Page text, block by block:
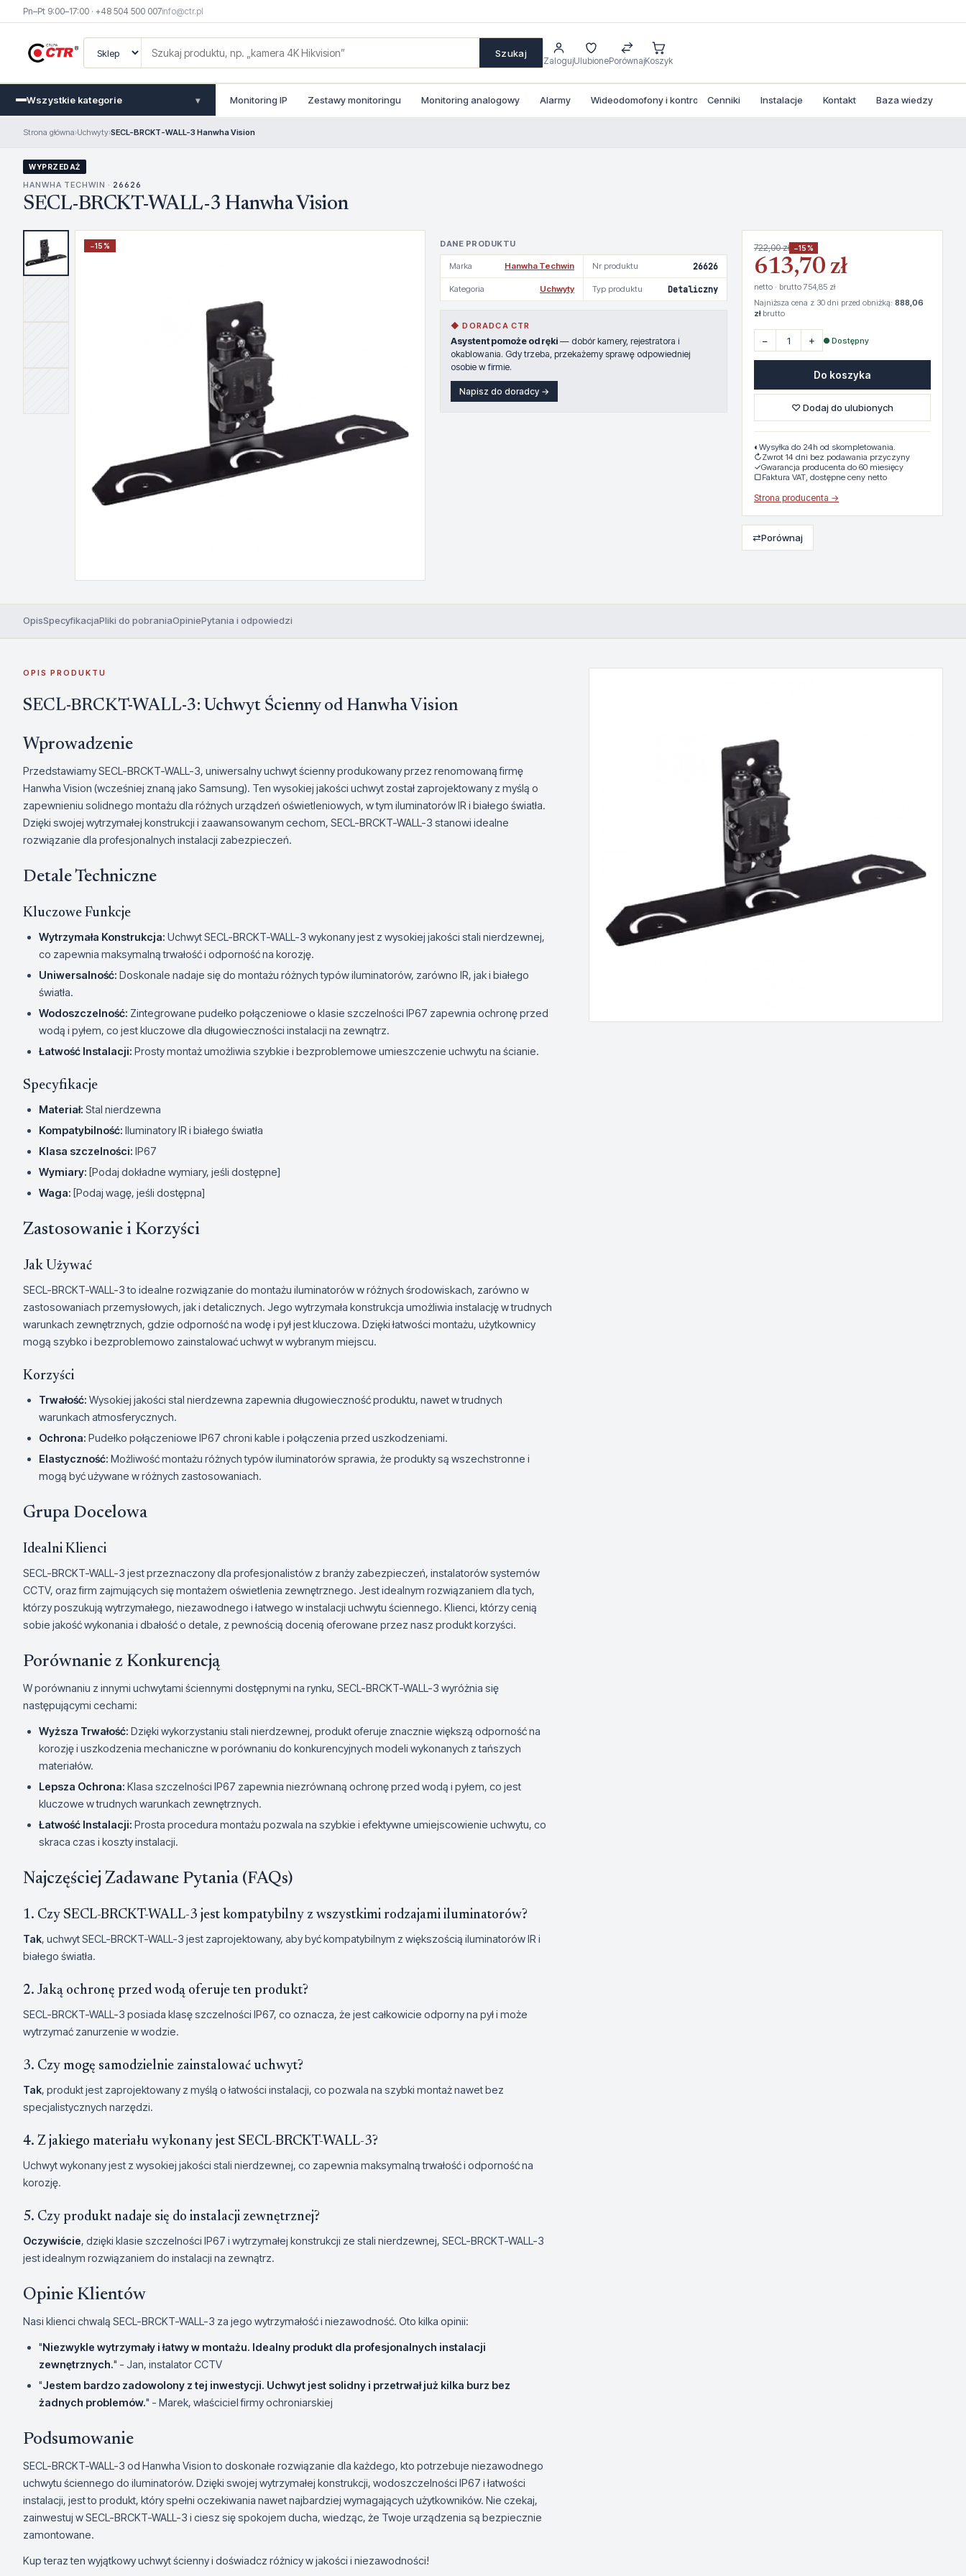
Pn–Pt 9:00–17:00 · +48 504 500 007info@ctr.pl
Szukaj
ZalogujUlubionePorównajKoszyk
Wszystkie kategorie ▾ Monitoring IP Zestawy monitoringu Monitoring analogowy Alarmy Wideodomofony i kontrola dostepu
Cenniki Instalacje Kontakt Baza wiedzy
Strona główna›Uchwyty›SECL-BRCKT-WALL-3 Hanwha Vision
WYPRZEDAŻ
HANWHA TECHWIN · 26626
SECL-BRCKT-WALL-3 Hanwha Vision
−15% DANE PRODUKTU
Marka Hanwha Techwin Nr produktu 26626
Kategoria Uchwyty Typ produktu Detaliczny
◆ DORADCA CTR
Asystent pomoże od ręki — dobór kamery, rejestratora i
okablowania. Gdy trzeba, przekażemy sprawę odpowiedniej
osobie w firmie.
Napisz do doradcy →
722,00 zł −15%
613,70 zł
netto · brutto 754,85 zł
Najniższa cena z 30 dni przed obniżką: 888,06
złbrutto
− + ● Dostępny
Do koszyka
♡ Dodaj do ulubionych
◐ Wysyłka do 24h od skompletowania.
↻Zwrot 14 dni bez podawania przyczyny
✓Gwarancja producenta do 60 miesięcy
▢Faktura VAT, dostępne ceny netto
Strona producenta →
⇄Porównaj
OpisSpecyfikacjaPliki do pobraniaOpiniePytania i odpowiedzi
OPIS PRODUKTU
SECL-BRCKT-WALL-3: Uchwyt Ścienny od Hanwha Vision
Wprowadzenie
Przedstawiamy SECL-BRCKT-WALL-3, uniwersalny uchwyt ścienny produkowany przez renomowaną firmę
Hanwha Vision (wcześniej znaną jako Samsung). Ten wysokiej jakości uchwyt został zaprojektowany z myślą o
zapewnieniu solidnego montażu dla różnych urządzeń oświetleniowych, w tym iluminatorów IR i białego światła.
Dzięki swojej wytrzymałej konstrukcji i zaawansowanym cechom, SECL-BRCKT-WALL-3 stanowi idealne
rozwiązanie dla profesjonalnych instalacji zabezpieczeń.
Detale Techniczne
Kluczowe Funkcje
Wytrzymała Konstrukcja: Uchwyt SECL-BRCKT-WALL-3 wykonany jest z wysokiej jakości stali nierdzewnej,
co zapewnia maksymalną trwałość i odporność na korozję.
Uniwersalność: Doskonale nadaje się do montażu różnych typów iluminatorów, zarówno IR, jak i białego
światła.
Wodoszczelność: Zintegrowane pudełko połączeniowe o klasie szczelności IP67 zapewnia ochronę przed
wodą i pyłem, co jest kluczowe dla długowieczności instalacji na zewnątrz.
Łatwość Instalacji: Prosty montaż umożliwia szybkie i bezproblemowe umieszczenie uchwytu na ścianie.
Specyfikacje
Materiał: Stal nierdzewna
Kompatybilność: Iluminatory IR i białego światła
Klasa szczelności: IP67
Wymiary: [Podaj dokładne wymiary, jeśli dostępne]
Waga: [Podaj wagę, jeśli dostępna]
Zastosowanie i Korzyści
Jak Używać
SECL-BRCKT-WALL-3 to idealne rozwiązanie do montażu iluminatorów w różnych środowiskach, zarówno w
zastosowaniach przemysłowych, jak i detalicznych. Jego wytrzymała konstrukcja umożliwia instalację w trudnych
warunkach zewnętrznych, gdzie odporność na wodę i pył jest kluczowa. Dzięki łatwości montażu, użytkownicy
mogą szybko i bezproblemowo zainstalować uchwyt w wybranym miejscu.
Korzyści
Trwałość: Wysokiej jakości stal nierdzewna zapewnia długowieczność produktu, nawet w trudnych
warunkach atmosferycznych.
Ochrona: Pudełko połączeniowe IP67 chroni kable i połączenia przed uszkodzeniami.
Elastyczność: Możliwość montażu różnych typów iluminatorów sprawia, że produkty są wszechstronne i
mogą być używane w różnych zastosowaniach.
Grupa Docelowa
Idealni Klienci
SECL-BRCKT-WALL-3 jest przeznaczony dla profesjonalistów z branży zabezpieczeń, instalatorów systemów
CCTV, oraz firm zajmujących się montażem oświetlenia zewnętrznego. Jest idealnym rozwiązaniem dla tych,
którzy poszukują wytrzymałego, niezawodnego i łatwego w instalacji uchwytu ściennego. Klienci, którzy cenią
sobie jakość wykonania i dbałość o detale, z pewnością docenią oferowane przez nasz produkt korzyści.
Porównanie z Konkurencją
W porównaniu z innymi uchwytami ściennymi dostępnymi na rynku, SECL-BRCKT-WALL-3 wyróżnia się
następującymi cechami:
Wyższa Trwałość: Dzięki wykorzystaniu stali nierdzewnej, produkt oferuje znacznie większą odporność na
korozję i uszkodzenia mechaniczne w porównaniu do konkurencyjnych modeli wykonanych z tańszych
materiałów.
Lepsza Ochrona: Klasa szczelności IP67 zapewnia niezrównaną ochronę przed wodą i pyłem, co jest
kluczowe w trudnych warunkach zewnętrznych.
Łatwość Instalacji: Prosta procedura montażu pozwala na szybkie i efektywne umiejscowienie uchwytu, co
skraca czas i koszty instalacji.
Najczęściej Zadawane Pytania (FAQs)
1. Czy SECL-BRCKT-WALL-3 jest kompatybilny z wszystkimi rodzajami iluminatorów?
Tak, uchwyt SECL-BRCKT-WALL-3 jest zaprojektowany, aby być kompatybilnym z większością iluminatorów IR i
białego światła.
2. Jaką ochronę przed wodą oferuje ten produkt?
SECL-BRCKT-WALL-3 posiada klasę szczelności IP67, co oznacza, że jest całkowicie odporny na pył i może
wytrzymać zanurzenie w wodzie.
3. Czy mogę samodzielnie zainstalować uchwyt?
Tak, produkt jest zaprojektowany z myślą o łatwości instalacji, co pozwala na szybki montaż nawet bez
specjalistycznych narzędzi.
4. Z jakiego materiału wykonany jest SECL-BRCKT-WALL-3?
Uchwyt wykonany jest z wysokiej jakości stali nierdzewnej, co zapewnia maksymalną trwałość i odporność na
korozję.
5. Czy produkt nadaje się do instalacji zewnętrznej?
Oczywiście, dzięki klasie szczelności IP67 i wytrzymałej konstrukcji ze stali nierdzewnej, SECL-BRCKT-WALL-3
jest idealnym rozwiązaniem do instalacji na zewnątrz.
Opinie Klientów
Nasi klienci chwalą SECL-BRCKT-WALL-3 za jego wytrzymałość i niezawodność. Oto kilka opinii:
"Niezwykle wytrzymały i łatwy w montażu. Idealny produkt dla profesjonalnych instalacji
zewnętrznych." - Jan, instalator CCTV
"Jestem bardzo zadowolony z tej inwestycji. Uchwyt jest solidny i przetrwał już kilka burz bez
żadnych problemów." - Marek, właściciel firmy ochroniarskiej
Podsumowanie
SECL-BRCKT-WALL-3 od Hanwha Vision to doskonałe rozwiązanie dla każdego, kto potrzebuje niezawodnego
uchwytu ściennego do iluminatorów. Dzięki swojej wytrzymałej konstrukcji, wodoszczelności IP67 i łatwości
instalacji, jest to produkt, który spełni oczekiwania nawet najbardziej wymagających użytkowników. Nie czekaj,
zainwestuj w SECL-BRCKT-WALL-3 i ciesz się spokojem ducha, wiedząc, że Twoje urządzenia są bezpiecznie
zamontowane.
Kup teraz ten wyjątkowy uchwyt ścienny i doświadcz różnicy w jakości i niezawodności!